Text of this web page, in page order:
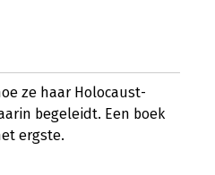
ze haar Holocaust-
begeleidt. Een boek
ergste.